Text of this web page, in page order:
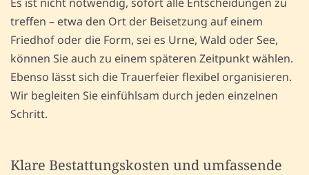
treffen – etwa den Ort der Beisetzung auf einem
Friedhof oder die Form, sei es Urne, Wald oder See,
können Sie auch zu einem späteren Zeitpunkt wählen.
Ebenso lässt sich die Trauerfeier flexibel organisieren.
Wir begleiten Sie einfühlsam durch jeden einzelnen
Schritt.
Klare Bestattungskosten und umfassende